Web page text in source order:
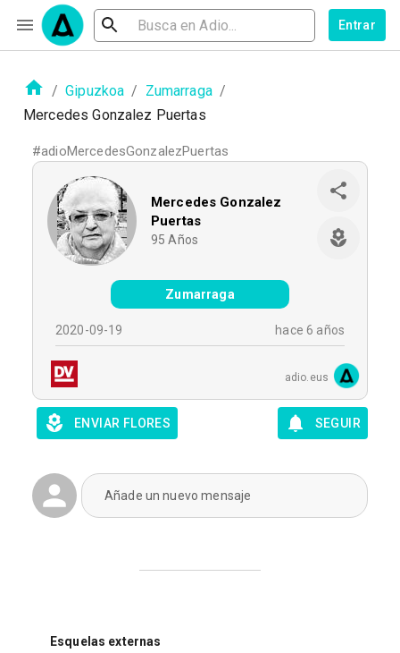
Entrar
/ Gipuzkoa / Zumarraga /
Mercedes Gonzalez Puertas
#adioMercedesGonzalezPuertas
Mercedes Gonzalez
Puertas
95 Años
Zumarraga
2020-09-19 hace 6 años
adio.eus
ENVIAR FLORES SEGUIR
Añade un nuevo mensaje
Esquelas externas